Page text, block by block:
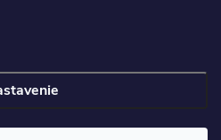
. Všetky práva vyhradené.